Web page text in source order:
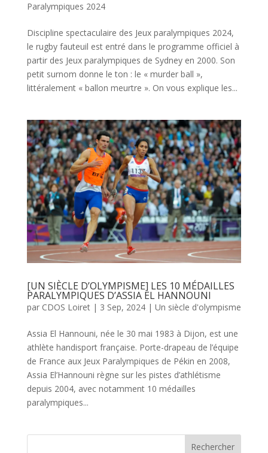
Paralympiques 2024
Discipline spectaculaire des Jeux paralympiques 2024,
le rugby fauteuil est entré dans le programme officiel à
partir des Jeux paralympiques de Sydney en 2000. Son
petit surnom donne le ton : le « murder ball »,
littéralement « ballon meurtre ». On vous explique les...
[UN SIÈCLE D’OLYMPISME] LES 10 MÉDAILLES
PARALYMPIQUES D’ASSIA EL HANNOUNI
par CDOS Loiret| 3 Sep, 2024| Un siècle d'olympisme
Assia El Hannouni, née le 30 mai 1983 à Dijon, est une
athlète handisport française. Porte-drapeau de l’équipe
de France aux Jeux Paralympiques de Pékin en 2008,
Assia El’Hannouni règne sur les pistes d’athlétisme
depuis 2004, avec notamment 10 médailles
paralympiques...
Rechercher